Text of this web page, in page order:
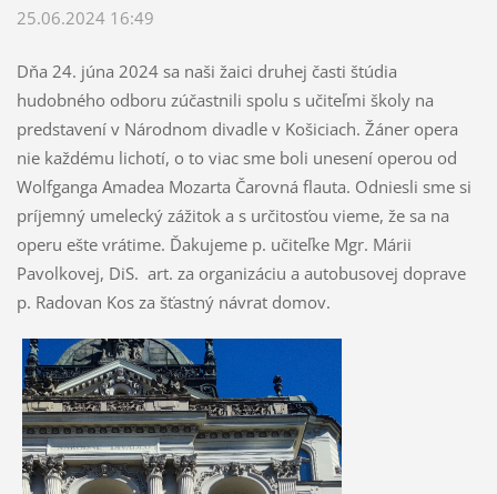
25.06.2024 16:49
Dňa 24. júna 2024 sa naši žaici druhej časti štúdia
hudobného odboru zúčastnili spolu s učiteľmi školy na
predstavení v Národnom divadle v Košiciach. Žáner opera
nie každému lichotí, o to viac sme boli unesení operou od
Wolfganga Amadea Mozarta Čarovná flauta. Odniesli sme si
príjemný umelecký zážitok a s určitosťou vieme, že sa na
operu ešte vrátime. Ďakujeme p. učiteľke Mgr. Márii
Pavolkovej, DiS. art. za organizáciu a autobusovej doprave
p. Radovan Kos za šťastný návrat domov.